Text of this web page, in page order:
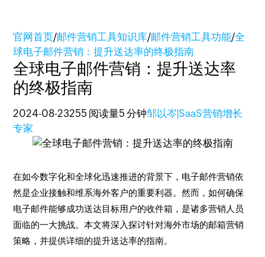
官网首页/邮件营销工具知识库/邮件营销工具功能/全
球电子邮件营销：提升送达率的终极指南
全球电子邮件营销：提升送达率
的终极指南
2024-08-23255 阅读量5 分钟邹以岑|SaaS营销增长
专家
在如今数字化和全球化迅速推进的背景下，电子邮件营销依
然是企业接触和维系海外客户的重要利器。然而，如何确保
电子邮件能够成功送达目标用户的收件箱，是诸多营销人员
面临的一大挑战。本文将深入探讨针对海外市场的邮箱营销
策略，并提供详细的提升送达率的指南。